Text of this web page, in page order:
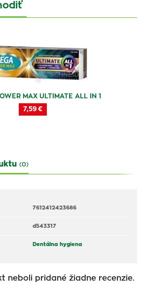
MAX ULTIMATE ALL IN 1
7,59 €
(0)
7612412423686
d543317
Dentálna hygiena
neboli pridané žiadne recenzie.